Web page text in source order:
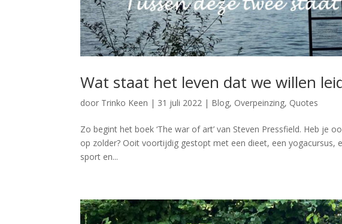
Wat staat het leven dat we willen
door Trinko Keen | 31 juli 2022 | Blog, Overpeinzing, Quotes
Zo begint het boek ‘The war of art’ van Steven Pressfield. Heb je
op zolder? Ooit voortijdig gestopt met een dieet, een yogacursus,
sport en...